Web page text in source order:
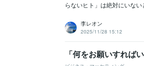
らないヒト」は絶対にいな
李レオン
2025/11/28 15:12
「何をお願いすれば